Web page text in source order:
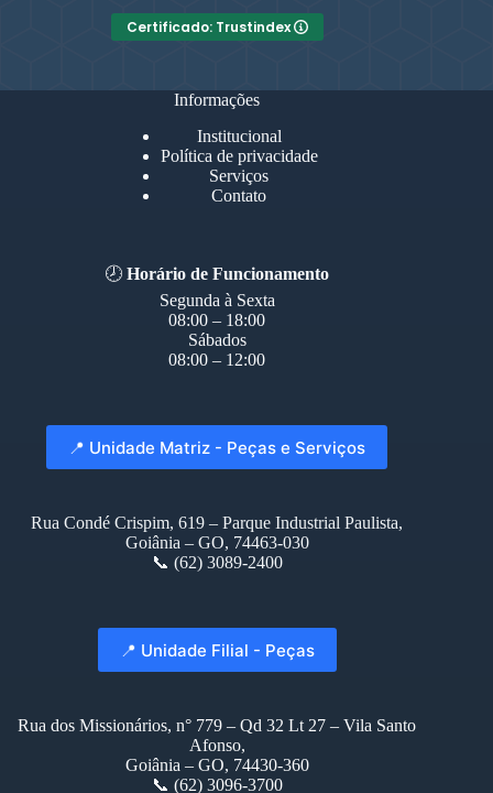
Certificado: Trustindex
Informações
Institucional
Política de privacidade
Serviços
Contato
🕗Horário de Funcionamento
Segunda à Sexta
08:00 – 18:00
Sábados
08:00 – 12:00
📍 Unidade Matriz - Peças e Serviços
Rua Condé Crispim, 619 – Parque Industrial Paulista,
Goiânia – GO, 74463-030
📞 (62) 3089-2400
📍 Unidade Filial - Peças
Rua dos Missionários, n° 779 – Qd 32 Lt 27 – Vila Santo
Afonso,
Goiânia – GO, 74430-360
📞 (62) 3096-3700